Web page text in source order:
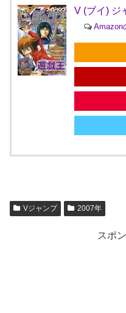
V (ブイ) ジ
Amazon
Vジャンプ 2007年
スポ